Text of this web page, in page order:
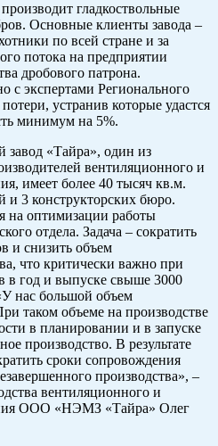
гладкоствольные
Основные клиенты завода –
по всей стране и за
потока на предприятии
дробового патрона.
с экспертами Регионального
устранив которые удастся
минимум на 5%.
«Тайра», один из
вентиляционного и
имеет более 40 тысяч кв.м.
и 3 конструкторских бюро.
на оптимизации работы
отдела. Задача – сократить
и снизить объем
что критически важно при
в год и выпуске свыше 3000
нас большой объем
таком объеме на производстве
в планировании и в запуске
производство. В результате
сроки сопровождения
производства», –
вентиляционного и
ООО «НЭМЗ «Тайра» Олег